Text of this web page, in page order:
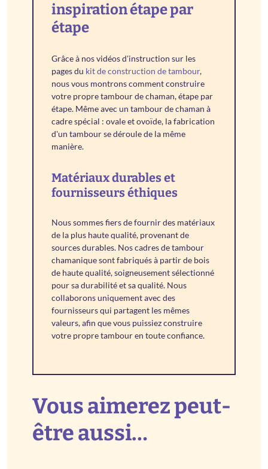
inspiration étape par
étape
Grâce à nos vidéos d'instruction sur les
pages du kit de construction de tambour,
nous vous montrons comment construire
votre propre tambour de chaman, étape par
étape. Même avec un tambour de chaman à
cadre spécial : ovale et ovoïde, la fabrication
d'un tambour se déroule de la même
manière.
Matériaux durables et
fournisseurs éthiques
Nous sommes fiers de fournir des matériaux
de la plus haute qualité, provenant de
sources durables. Nos cadres de tambour
chamanique sont fabriqués à partir de bois
de haute qualité, soigneusement sélectionné
pour sa durabilité et sa qualité. Nous
collaborons uniquement avec des
fournisseurs qui partagent les mêmes
valeurs, afin que vous puissiez construire
votre propre tambour en toute confiance.
Vous aimerez peut-
être aussi…